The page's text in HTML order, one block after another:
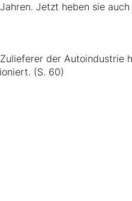
Jetzt heben sie auch
der Autoindustrie
(S. 60)